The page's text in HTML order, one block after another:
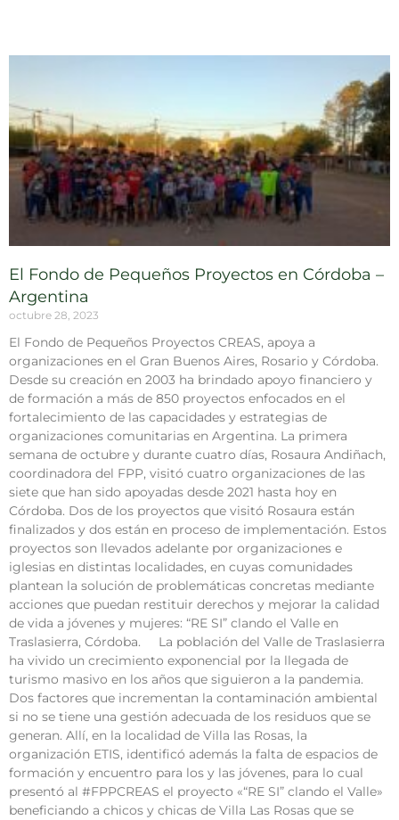
El Fondo de Pequeños Proyectos en Córdoba –
Argentina
octubre 28, 2023
El Fondo de Pequeños Proyectos CREAS, apoya a
organizaciones en el Gran Buenos Aires, Rosario y Córdoba.
Desde su creación en 2003 ha brindado apoyo financiero y
de formación a más de 850 proyectos enfocados en el
fortalecimiento de las capacidades y estrategias de
organizaciones comunitarias en Argentina. La primera
semana de octubre y durante cuatro días, Rosaura Andiñach,
coordinadora del FPP, visitó cuatro organizaciones de las
siete que han sido apoyadas desde 2021 hasta hoy en
Córdoba. Dos de los proyectos que visitó Rosaura están
finalizados y dos están en proceso de implementación. Estos
proyectos son llevados adelante por organizaciones e
iglesias en distintas localidades, en cuyas comunidades
plantean la solución de problemáticas concretas mediante
acciones que puedan restituir derechos y mejorar la calidad
de vida a jóvenes y mujeres: “RE SI” clando el Valle en
Traslasierra, Córdoba. La población del Valle de Traslasierra
ha vivido un crecimiento exponencial por la llegada de
turismo masivo en los años que siguieron a la pandemia.
Dos factores que incrementan la contaminación ambiental
si no se tiene una gestión adecuada de los residuos que se
generan. Allí, en la localidad de Villa las Rosas, la
organización ETIS, identificó además la falta de espacios de
formación y encuentro para los y las jóvenes, para lo cual
presentó al #FPPCREAS el proyecto «“RE SI” clando el Valle»
beneficiando a chicos y chicas de Villa Las Rosas que se